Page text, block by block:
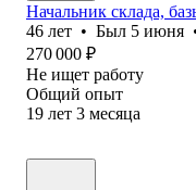
Начальник склада,
46 лет • Был 5 июня
270 000 ₽
Не ищет работу
Общий опыт
19 лет 3 месяца